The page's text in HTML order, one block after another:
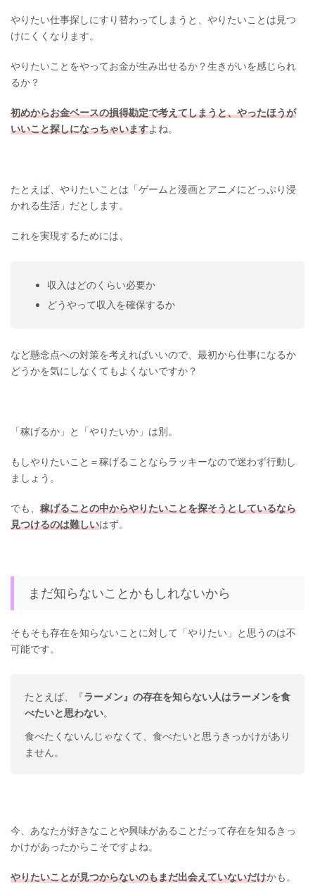
やりたい仕事探しにすり替わってしまうと、やりたいことは見つ
けにくくなります。
やりたいことをやってお金が生み出せるか？生きがいを感じられ
るか？
初めからお金ベースの損得勘定で考えてしまうと、やったほうが
いいこと探しになっちゃいますよね。
たとえば、やりたいことは「ゲームと漫画とアニメにどっぷり浸
かれる生活」だとします。
これを実現するためには、
収入はどのくらい必要か
どうやって収入を確保するか
など懸念点への対策を考えればいいので、最初から仕事になるか
どうかを気にしなくてもよくないですか？
「稼げるか」と「やりたいか」は別。
もしやりたいこと＝稼げることならラッキーなので迷わず行動し
ましょう。
でも、 稼げることの中からやりたいことを探そうとしているなら
見つけるのは難しいはず。
まだ知らないことかもしれないから
そもそも存在を知らないことに対して「やりたい」と思うのは不
可能です。
たとえば、『ラーメン』の存在を知らない人はラーメンを食
べたいと思わない。
食べたくないんじゃなくて、食べたいと思うきっかけがあり
ません。
今、あなたが好きなことや興味があることだって存在を知るきっ
かけがあったからこそですよね。
やりたいことが見つからないのもまだ出会えていないだけかも。